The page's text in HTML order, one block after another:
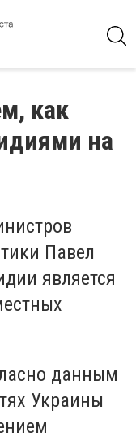
как
на
Павел
является
данным
Украины